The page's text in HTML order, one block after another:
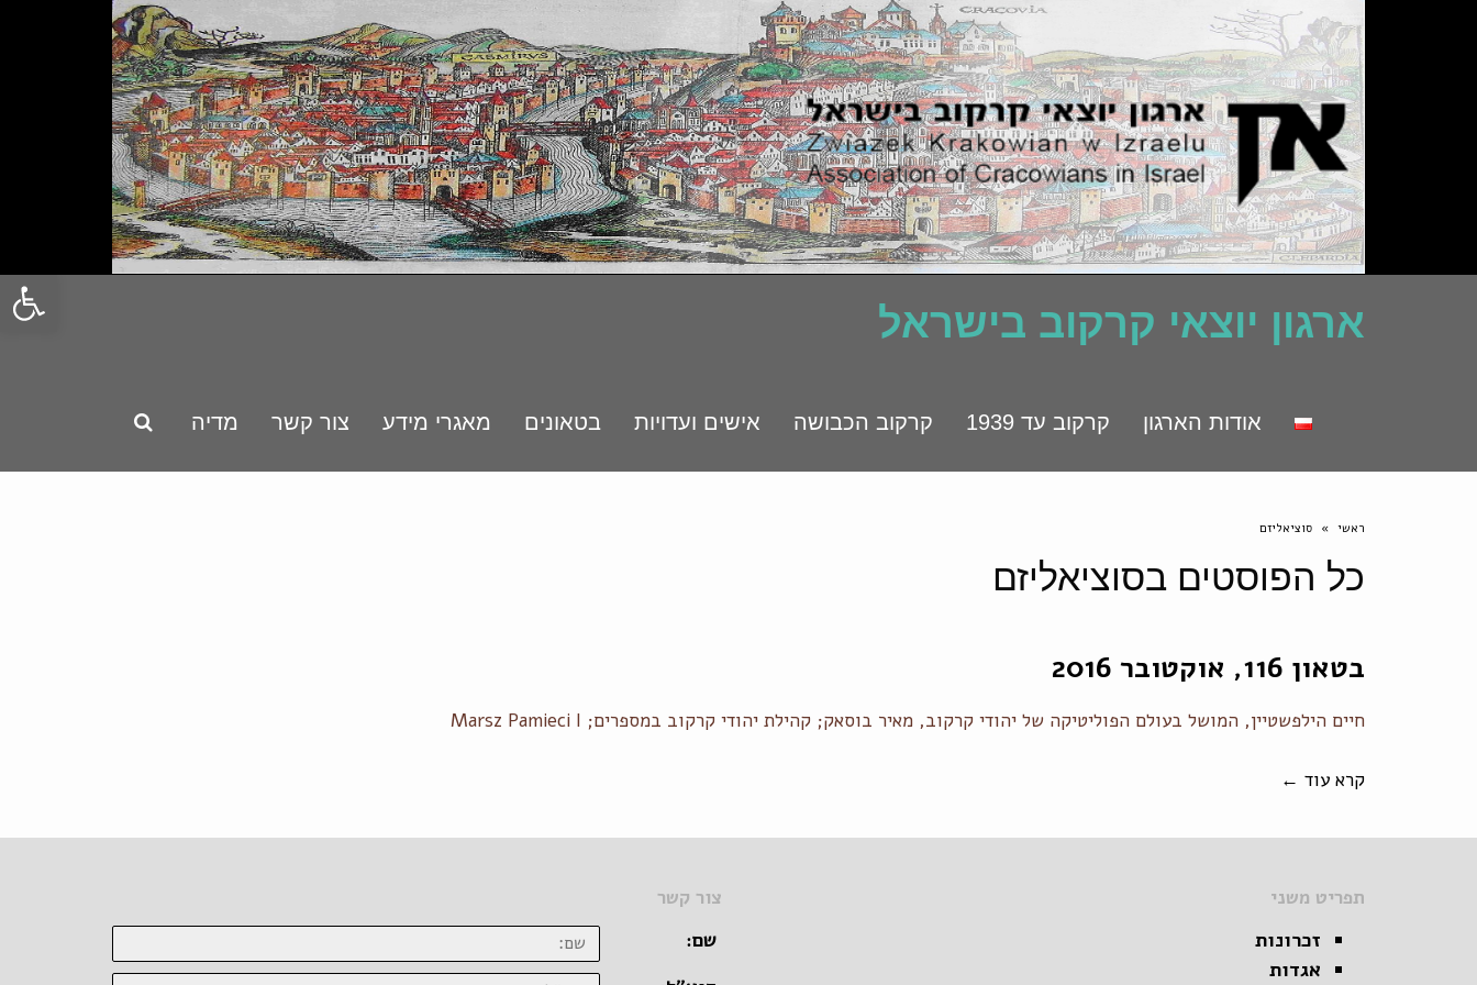
פתח
ארגון יוצאי קרקוב בישראל
אודות הארגון קרקוב עד 1939 קרקוב הכבושה אישים ועדויות בטאונים מאגרי מידע צור קשר מדיה
ראשי » סוציאליזם
כל הפוסטים בסוציאליזם
בטאון 116, אוקטובר 2016
חיים הילפשטיין, המושל בעולם הפוליטיקה של יהודי קרקוב, מאיר בוסאק; קהילת יהודי קרקוב במספרים; Marsz Pamieci I
קרא עוד ←
תפריט משני
זכרונות
אגדות
צור קשר
שם: